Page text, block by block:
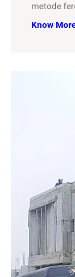
metode
Know